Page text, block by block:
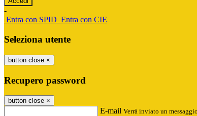
-
Entra con SPID Entra con CIE
Seleziona utente
button close ×
Recupero password
button close ×
E-mail Verrà inviato un